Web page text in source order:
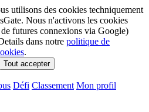
utilisons des cookies techniquement
Nous n'activons les cookies
futures connexions via Google)
dans notre politique de
.
Tout accepter
Défi Classement Mon profil